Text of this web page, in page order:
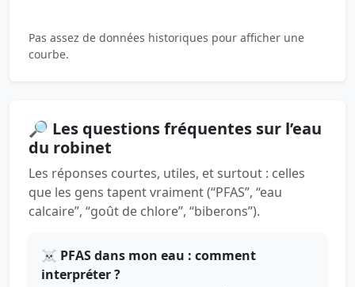
Pas assez de données historiques pour afficher une
courbe.
🔎 Les questions fréquentes sur l’eau
du robinet
Les réponses courtes, utiles, et surtout : celles
que les gens tapent vraiment (“PFAS”, “eau
calcaire”, “goût de chlore”, “biberons”).
☠️ PFAS dans mon eau : comment
interpréter ?